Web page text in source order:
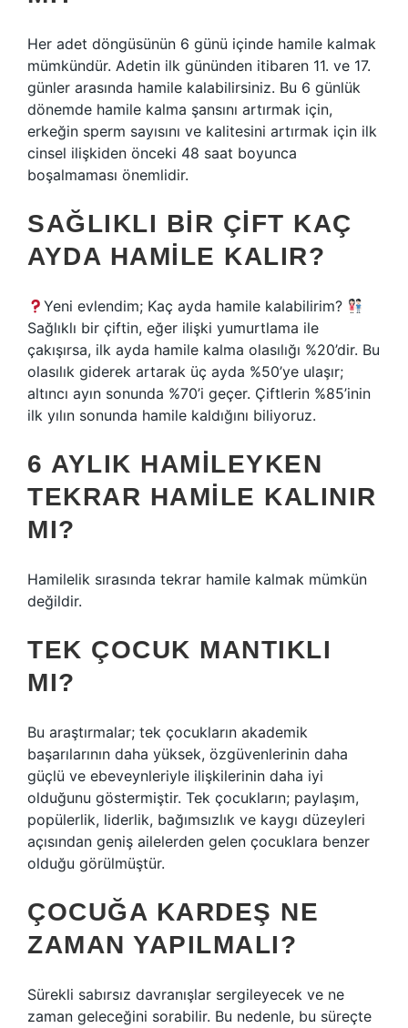
Her adet döngüsünün 6 günü içinde hamile kalmak
mümkündür. Adetin ilk gününden itibaren 11. ve 17.
günler arasında hamile kalabilirsiniz. Bu 6 günlük
dönemde hamile kalma şansını artırmak için,
erkeğin sperm sayısını ve kalitesini artırmak için ilk
cinsel ilişkiden önceki 48 saat boyunca
boşalmaması önemlidir.
SAĞLIKLI BIR ÇIFT KAÇ
AYDA HAMILE KALIR?
Yeni evlendim; Kaç ayda hamile kalabilirim?
Sağlıklı bir çiftin, eğer ilişki yumurtlama ile
çakışırsa, ilk ayda hamile kalma olasılığı %20’dir. Bu
olasılık giderek artarak üç ayda %50’ye ulaşır;
altıncı ayın sonunda %70’i geçer. Çiftlerin %85’inin
ilk yılın sonunda hamile kaldığını biliyoruz.
6 AYLIK HAMILEYKEN
TEKRAR HAMILE KALINIR
MI?
Hamilelik sırasında tekrar hamile kalmak mümkün
değildir.
TEK ÇOCUK MANTIKLI
MI?
Bu araştırmalar; tek çocukların akademik
başarılarının daha yüksek, özgüvenlerinin daha
güçlü ve ebeveynleriyle ilişkilerinin daha iyi
olduğunu göstermiştir. Tek çocukların; paylaşım,
popülerlik, liderlik, bağımsızlık ve kaygı düzeyleri
açısından geniş ailelerden gelen çocuklara benzer
olduğu görülmüştür.
ÇOCUĞA KARDEŞ NE
ZAMAN YAPILMALI?
Sürekli sabırsız davranışlar sergileyecek ve ne
zaman geleceğini sorabilir. Bu nedenle, bu süreçte